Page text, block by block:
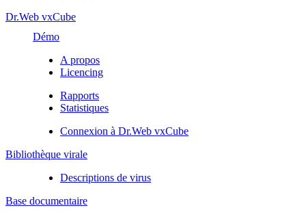
Dr.Web vxCube
Démo
A propos
Licencing
Rapports
Statistiques
Connexion à Dr.Web vxCube
Bibliothèque virale
Descriptions de virus
Base documentaire